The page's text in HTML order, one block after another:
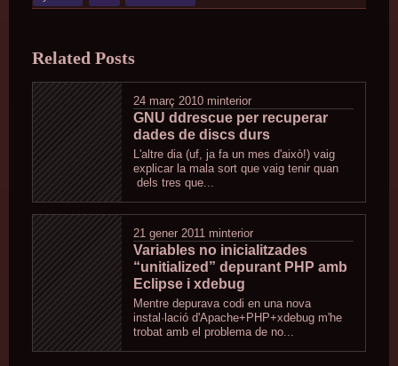
was
in
Related Posts
24 març 2010 minterior
GNU ddrescue per recuperar
dades de discs durs
L'altre dia (uf, ja fa un mes d'això!) vaig
explicar la mala sort que vaig tenir quan
dels tres que...
21 gener 2011 minterior
Variables no inicialitzades
“unitialized” depurant PHP amb
Eclipse i xdebug
Mentre depurava codi en una nova
instal·lació d'Apache+PHP+xdebug m'he
trobat amb el problema de no...